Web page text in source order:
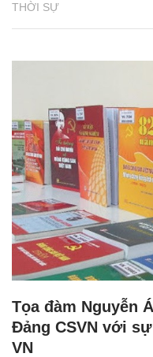
THỜI SỰ
Tọa đàm Nguyễn
Đảng CSVN với
VN